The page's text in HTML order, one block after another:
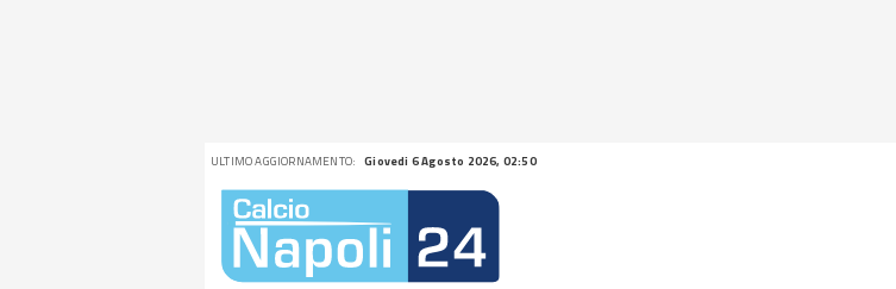
ULTIMO AGGIORNAMENTO: Giovedi 6 Agosto 2026, 02:50